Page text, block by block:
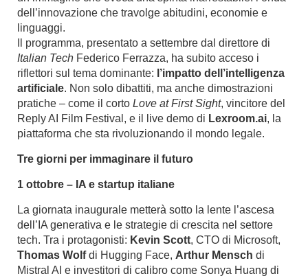
dell’innovazione che travolge abitudini, economie e
linguaggi.
Il programma, presentato a settembre dal direttore di
Italian Tech Federico Ferrazza, ha subito acceso i
riflettori sul tema dominante: l’impatto dell’intelligenza
artificiale. Non solo dibattiti, ma anche dimostrazioni
pratiche – come il corto Love at First Sight, vincitore del
Reply AI Film Festival, e il live demo di Lexroom.ai, la
piattaforma che sta rivoluzionando il mondo legale.
Tre giorni per immaginare il futuro
1 ottobre – IA e startup italiane
La giornata inaugurale metterà sotto la lente l’ascesa
dell’IA generativa e le strategie di crescita nel settore
tech. Tra i protagonisti: Kevin Scott, CTO di Microsoft,
Thomas Wolfdi Hugging Face, Arthur Mensch di
Mistral AI e investitori di calibro come Sonya Huang di